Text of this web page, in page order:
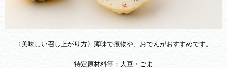
〈美味しい召し上がり方〉 薄味で煮物や、おでんがおすすめです。
特定原材料等：大豆・ごま